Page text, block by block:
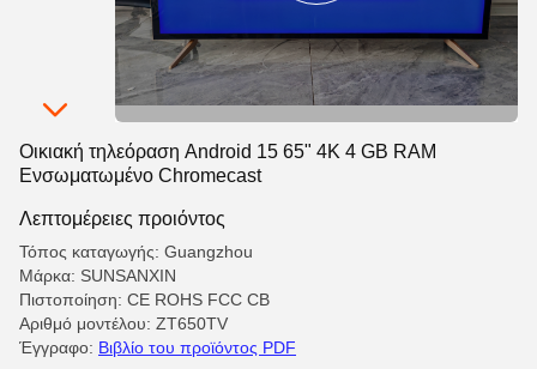
Οικιακή τηλεόραση Android 15 65" 4K 4 GB RAM
Ενσωματωμένο Chromecast
Λεπτομέρειες προιόντος
Τόπος καταγωγής: Guangzhou
Μάρκα: SUNSANXIN
Πιστοποίηση: CE ROHS FCC CB
Αριθμό μοντέλου: ZT650TV
Έγγραφο: Βιβλίο του προϊόντος PDF